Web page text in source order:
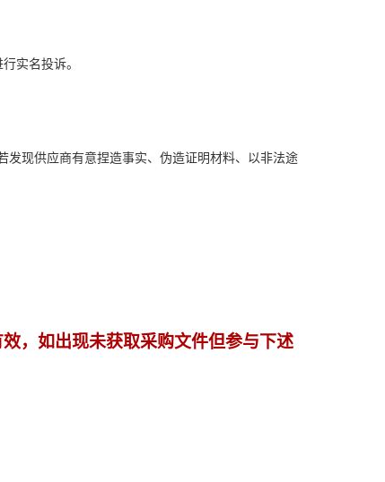
实名投诉。
发现供应商有意捏造事实、伪造证明材料、以非法途
效，如出现未获取采购文件但参与下述